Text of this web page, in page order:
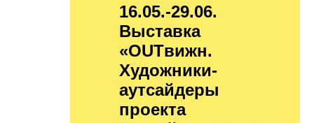
16.05.-29.06.
Выставка
«OUTвижн.
Художники-
аутсайдеры
проекта